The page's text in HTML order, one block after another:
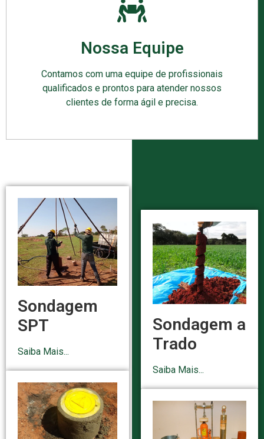
Nossa Equipe
Contamos com uma equipe de profissionais
qualificados e prontos para atender nossos
clientes de forma ágil e precisa.
Sondagem
SPT
Saiba Mais...
Sondagem a
Trado
Saiba Mais...